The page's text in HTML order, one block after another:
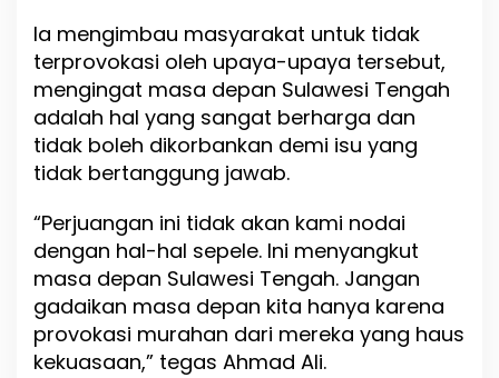
Ia mengimbau masyarakat untuk tidak
terprovokasi oleh upaya-upaya tersebut,
mengingat masa depan Sulawesi Tengah
adalah hal yang sangat berharga dan
tidak boleh dikorbankan demi isu yang
tidak bertanggung jawab.
“Perjuangan ini tidak akan kami nodai
dengan hal-hal sepele. Ini menyangkut
masa depan Sulawesi Tengah. Jangan
gadaikan masa depan kita hanya karena
provokasi murahan dari mereka yang haus
kekuasaan,” tegas Ahmad Ali.